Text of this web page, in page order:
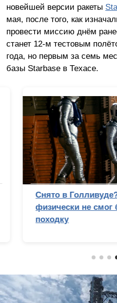
новейшей версии ракеты
мая, после того, как
провести миссию днём
станет 12-м тестовым
года, но первым за семь
базы Starbase в Техасе.
Снято в Голливуде?
физически не смог бы
походку